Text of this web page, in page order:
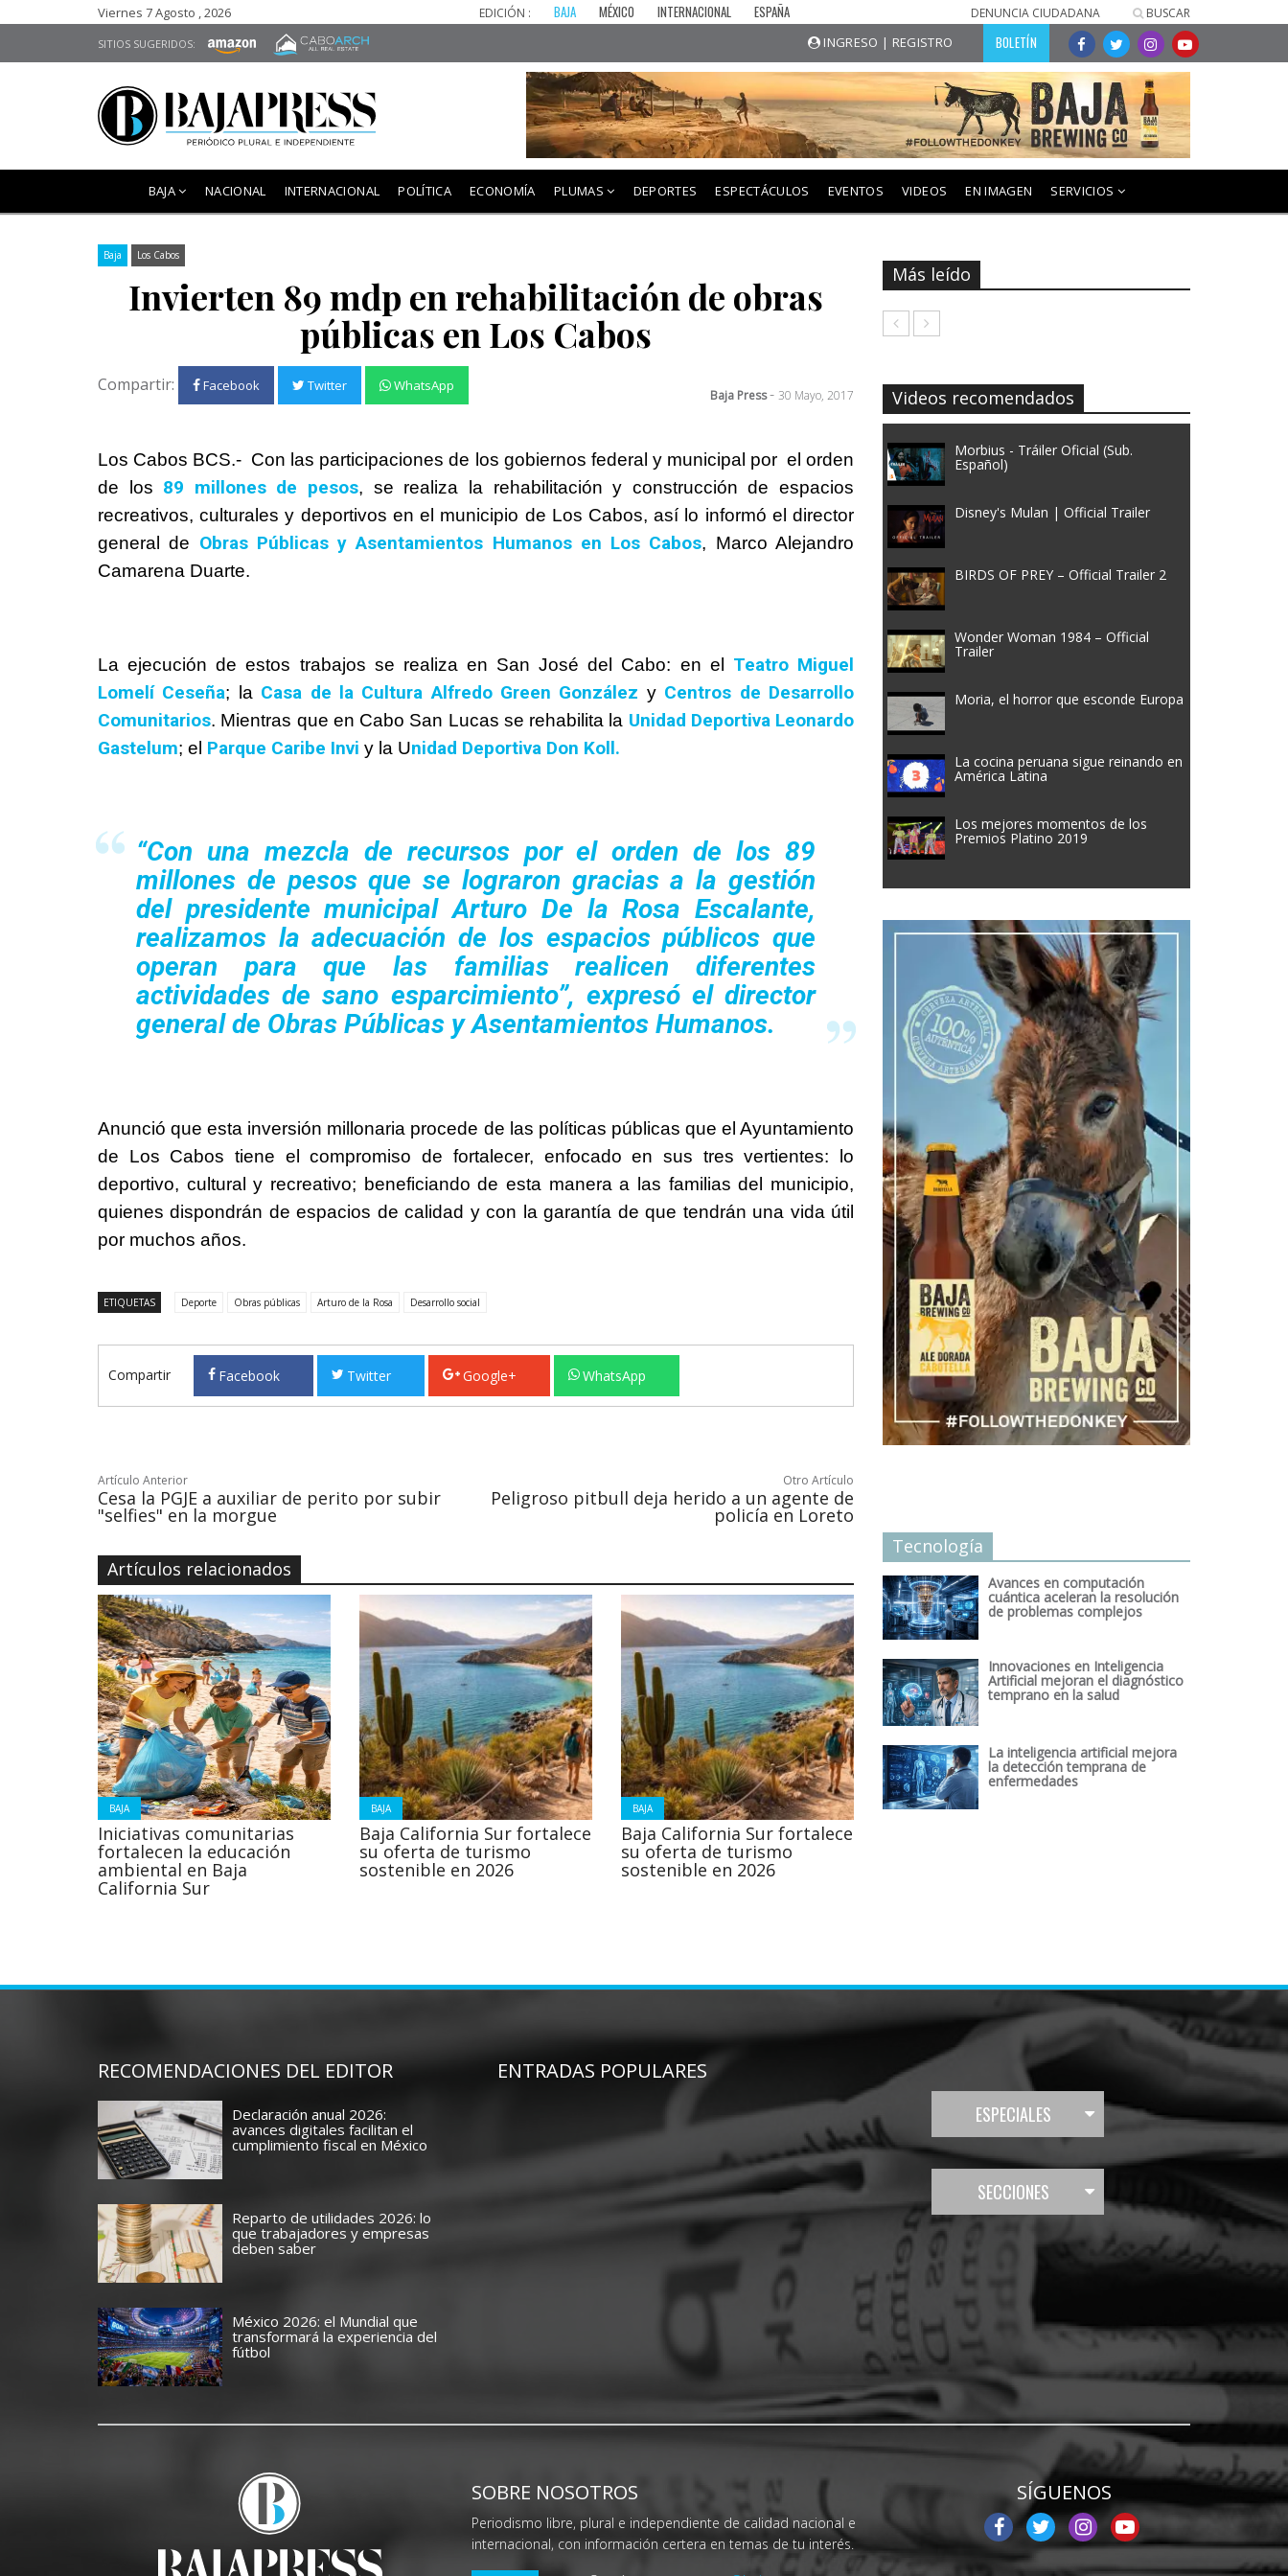
Viernes 7 Agosto , 2026 EDICIÓN : BAJA MÉXICO INTERNACIONAL ESPAÑA DENUNCIA CIUDADANA BUSCAR
SITIOS SUGERIDOS: INGRESO | REGISTRO BOLETÍN
BAJA NACIONAL INTERNACIONAL POLÍTICA ECONOMÍA PLUMAS DEPORTES ESPECTÁCULOS EVENTOS VIDEOS EN IMAGEN SERVICIOS
Baja Los Cabos
Invierten 89 mdp en rehabilitación de obras
públicas en Los Cabos
Compartir: Facebook Twitter WhatsApp
Baja Press- 30 Mayo, 2017
Los Cabos BCS.- Con las participaciones de los gobiernos federal y municipal por el orden
de los 89 millones de pesos, se realiza la rehabilitación y construcción de espacios
recreativos, culturales y deportivos en el municipio de Los Cabos, así lo informó el director
general de Obras Públicas y Asentamientos Humanos en Los Cabos, Marco Alejandro
Camarena Duarte.
La ejecución de estos trabajos se realiza en San José del Cabo: en el Teatro Miguel
Lomelí Ceseña; la Casa de la Cultura Alfredo Green González y Centros de Desarrollo
Comunitarios. Mientras que en Cabo San Lucas se rehabilita la Unidad Deportiva Leonardo
Gastelum; el Parque Caribe Invi y la Unidad Deportiva Don Koll.
“Con una mezcla de recursos por el orden de los 89
millones de pesos que se lograron gracias a la gestión
del presidente municipal Arturo De la Rosa Escalante,
realizamos la adecuación de los espacios públicos que
operan para que las familias realicen diferentes
actividades de sano esparcimiento”, expresó el director
general de Obras Públicas y Asentamientos Humanos.
Anunció que esta inversión millonaria procede de las políticas públicas que el Ayuntamiento
de Los Cabos tiene el compromiso de fortalecer, enfocado en sus tres vertientes: lo
deportivo, cultural y recreativo; beneficiando de esta manera a las familias del municipio,
quienes dispondrán de espacios de calidad y con la garantía de que tendrán una vida útil
por muchos años.
ETIQUETAS Deporte Obras públicas Arturo de la Rosa Desarrollo social
Compartir Facebook Twitter Google+ WhatsApp
Artículo Anterior
Cesa la PGJE a auxiliar de perito por subir
"selfies" en la morgue
Otro Artículo
Peligroso pitbull deja herido a un agente de
policía en Loreto
Artículos relacionados
BAJA
Iniciativas comunitarias
fortalecen la educación
ambiental en Baja
California Sur
BAJA
Baja California Sur fortalece
su oferta de turismo
sostenible en 2026
BAJA
Baja California Sur fortalece
su oferta de turismo
sostenible en 2026
Más leído
Videos recomendados
Morbius - Tráiler Oficial (Sub.
Español)
Disney's Mulan | Official Trailer
BIRDS OF PREY – Official Trailer 2
Wonder Woman 1984 – Official
Trailer
Moria, el horror que esconde Europa
La cocina peruana sigue reinando en
América Latina
Los mejores momentos de los
Premios Platino 2019
Tecnología
Avances en computación
cuántica aceleran la resolución
de problemas complejos
Innovaciones en Inteligencia
Artificial mejoran el diagnóstico
temprano en la salud
La inteligencia artificial mejora
la detección temprana de
enfermedades
RECOMENDACIONES DEL EDITOR
Declaración anual 2026:
avances digitales facilitan el
cumplimiento fiscal en México
Reparto de utilidades 2026: lo
que trabajadores y empresas
deben saber
México 2026: el Mundial que
transformará la experiencia del
fútbol
ENTRADAS POPULARES
ESPECIALES
SECCIONES
SOBRE NOSOTROS
Periodismo libre, plural e independiente de calidad nacional e
internacional, con información certera en temas de tu interés.
SÍGUENOS